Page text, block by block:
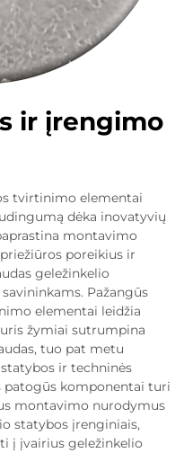
ir įrengimo
tvirtinimo elementai
dėka inovatyvių
montavimo
poreikius ir
geležinkelio
Pažangūs
elementai leidžia
žymiai sutrumpina
tuo pat metu
ir techninės
patogūs komponentai turi
montavimo nurodymus
statybos įrenginiais,
į įvairius geležinkelio